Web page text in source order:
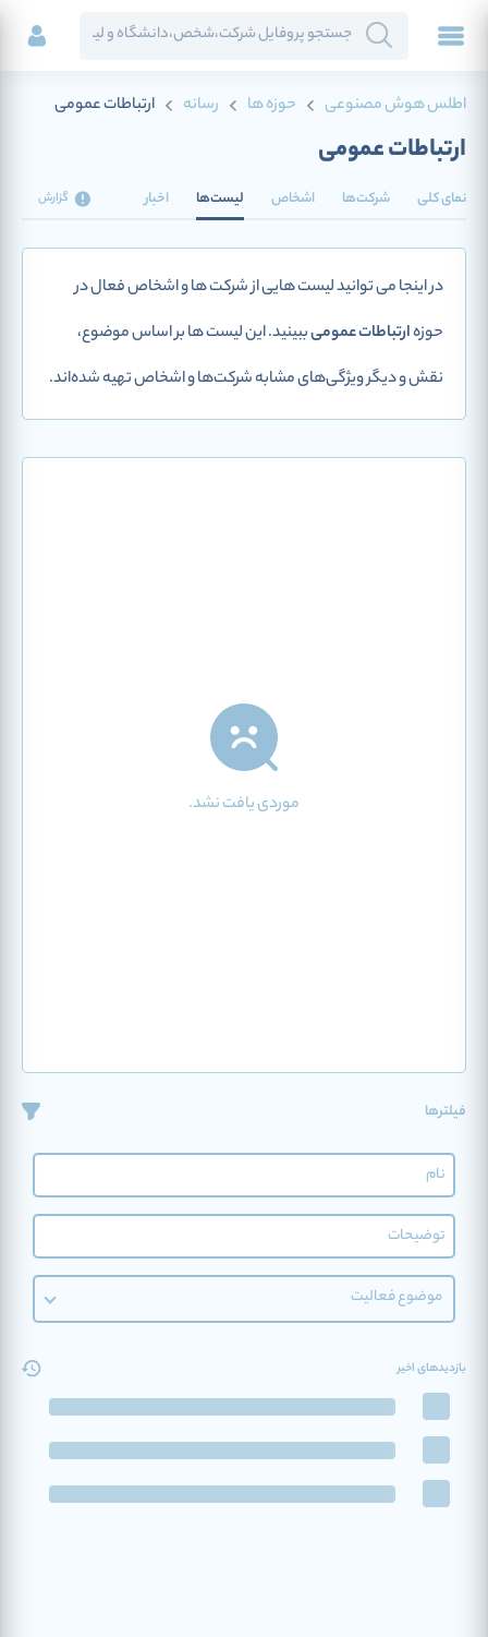
اطلس هوش مصنوعی حوزه ها رسانه ارتباطات عمومی
ارتباطات عمومی
نمای کلی شرکت‌ها اشخاص لیست‌ها اخبار گزارش
در اینجا می توانید لیست هایی از شرکت ها و اشخاص فعال در
حوزهارتباطات عمومیببینید. این لیست ها بر اساس موضوع،
نقش و دیگر ویژگی‌های مشابه شرکت‌ها و اشخاص تهیه شده‌اند.
موردی یافت نشد.
فیلترها
موضوع فعالیت
بازدیدهای اخیر